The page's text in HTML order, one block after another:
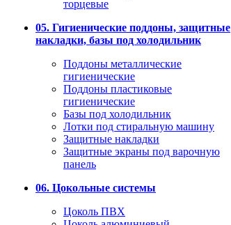
торцевые
05. Гигиенические поддоны, защитные
накладки, базы под холодильник
Поддоны металлические
гигиенические
Поддоны пластиковые
гигиенические
Базы под холодильник
Лотки под стиральную машину
Защитные накладки
Защитные экраны под варочную
панель
06. Цокольные системы
Цоколь ПВХ